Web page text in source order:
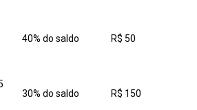
40% do saldo R$ 50
30% do saldo R$ 150